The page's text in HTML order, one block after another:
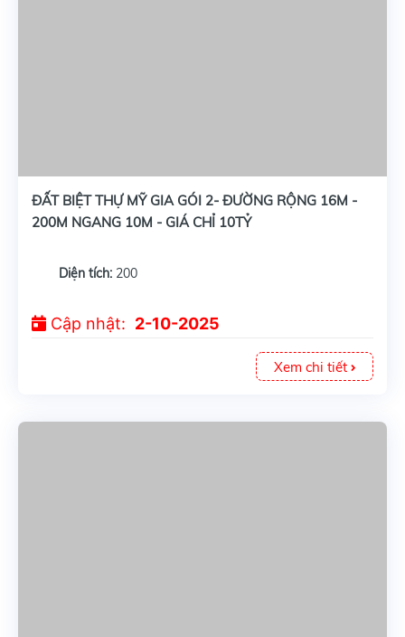
ĐẤT BIỆT THỰ MỸ GIA GÓI 2- ĐƯỜNG RỘNG 16M -
200M NGANG 10M - GIÁ CHỈ 10TỶ
Diện tích: 200
Cập nhật: 2-10-2025
Xem chi tiết